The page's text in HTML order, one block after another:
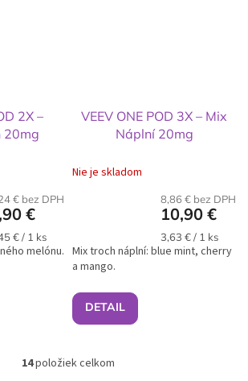
2X –
20mg
€ bez DPH
€
€ / 1 ks
melónu.
VEEV ONE POD 3X – Mix
Náplní 20mg
Nie je skladom
8,86 € bez DPH
10,90 €
Jednotková
cena:
3,63 € / 1 ks
DETAIL
Mix troch náplní: blue mint, cherry
a mango.
O
14položiek celkom